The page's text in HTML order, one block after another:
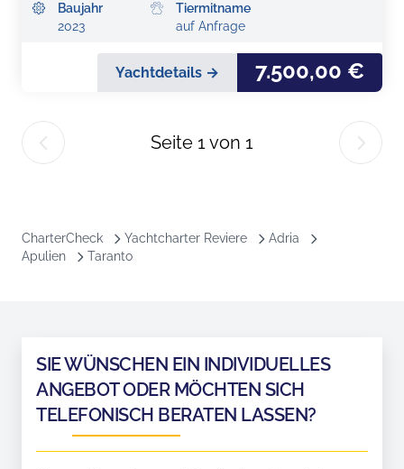
Baujahr
2023
Tiermitname
auf Anfrage
Yachtdetails → 7.500,00 €
Seite 1von 1
CharterCheck Yachtcharter Reviere
Adria
Apulien
Taranto
SIE WÜNSCHEN EIN INDIVIDUELLES
ANGEBOT ODER MÖCHTEN SICH
TELEFONISCH BERATEN LASSEN?